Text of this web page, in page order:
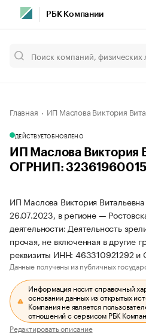
РБК Компании
Главная ИП Маслова Виктория
ДЕЙСТВУЕТОБНОВЛЕНО
ИП Маслова Виктория
ОГРНИП:
ИП Маслова Виктория
26.07.2023, в регионе —
деятельности: Деятельность
прочая, не включенная в другие
реквизиты ИНН: 463310921292
Данные получены из публичных
Информация носит справочный
основании данных из открытых
Компания не является
отношений с сервисом РБК
Редактировать описание